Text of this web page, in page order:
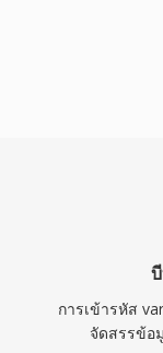
กับ H.264
ให้การปรับ
H.264 แล
ส่วนใหญ่ แต่
ได้ในคลัง
การเข้ารหัส
จัดสรรข้อ